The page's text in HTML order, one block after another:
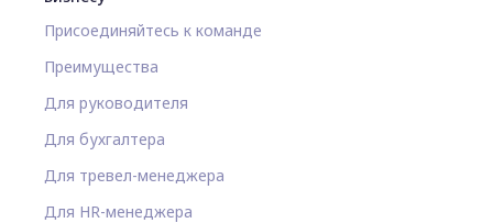
Присоединяйтесь к команде
Преимущества
Для руководителя
Для бухгалтера
Для тревел-менеджера
Для HR-менеджера